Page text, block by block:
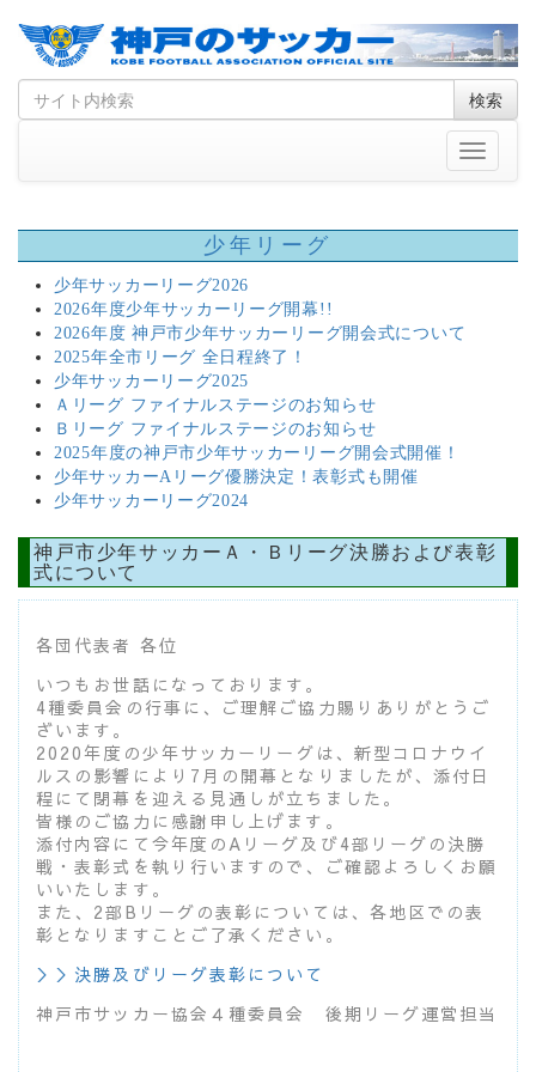
Skip
to
Search
for
検索
Toggle
少年リーグ
少年サッカーリーグ2026
2026年度少年サッカーリーグ開幕!!
2026年度 神戸市少年サッカーリーグ開会式について
2025年全市リーグ 全日程終了！
少年サッカーリーグ2025
Ａリーグ ファイナルステージのお知らせ
Ｂリーグ ファイナルステージのお知らせ
2025年度の神戸市少年サッカーリーグ開会式開催！
少年サッカーAリーグ優勝決定！表彰式も開催
少年サッカーリーグ2024
神戸市少年サッカーＡ・Ｂリーグ決勝および表彰
式について
各団代表者 各位
いつもお世話になっております。
4種委員会の行事に、ご理解ご協力賜りありがとうご
ざいます。
2020年度の少年サッカーリーグは、新型コロナウイ
ルスの影響により7月の開幕となりましたが、添付日
程にて閉幕を迎える見通しが立ちました。
皆様のご協力に感謝申し上げます。
添付内容にて今年度のAリーグ及び4部リーグの決勝
戦・表彰式を執り行いますので、ご確認よろしくお願
いいたします。
また、2部Bリーグの表彰については、各地区での表
彰となりますことご了承ください。
＞＞決勝及びリーグ表彰について
神戸市サッカー協会４種委員会 後期リーグ運営担当